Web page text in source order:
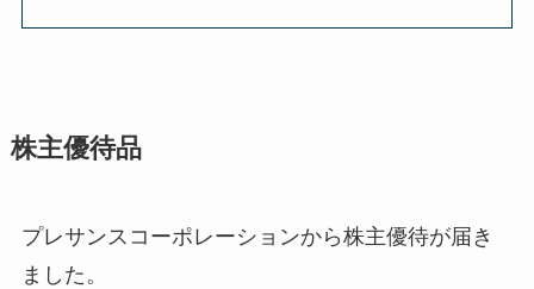
株主優待品
プレサンスコーポレーションから株主優待が届き
ました。